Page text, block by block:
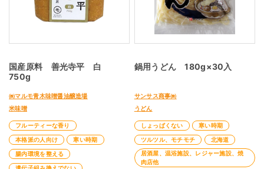
国産原料 善光寺平 白
750g
㈱マルモ青木味噌醤油醸造場
米味噌
フルーティーな香り
本格派の人向け
寒い時期
腸内環境を整える
鍋用うどん 180g×30入
サンサス商事㈱
うどん
しょっぱくない
寒い時期
ツルツル、モチモチ
北海道
居酒屋、温浴施設、レジャー施設、焼
肉店他